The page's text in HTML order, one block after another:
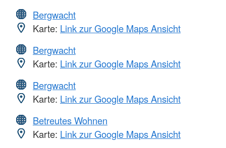
Bergwacht
Karte: Link zur Google Maps Ansicht
Bergwacht
Karte: Link zur Google Maps Ansicht
Bergwacht
Karte: Link zur Google Maps Ansicht
Betreutes Wohnen
Karte: Link zur Google Maps Ansicht